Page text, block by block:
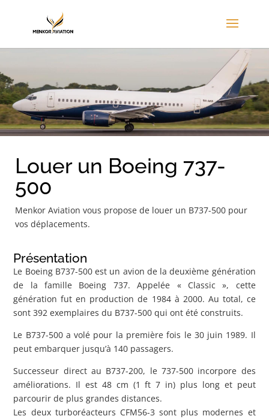
Louer un Boeing 737-
500
Menkor Aviation vous propose de louer un B737-500 pour
vos déplacements.
Présentation
Le Boeing B737-500 est un avion de la deuxième génération
de la famille Boeing 737. Appelée « Classic », cette
génération fut en production de 1984 à 2000. Au total, ce
sont 392 exemplaires du B737-500 qui ont été construits.
Le B737-500 a volé pour la première fois le 30 juin 1989. Il
peut embarquer jusqu’à 140 passagers.
Successeur direct au B737-200, le 737-500 incorpore des
améliorations. Il est 48 cm (1 ft 7 in) plus long et peut
parcourir de plus grandes distances.
Les deux turboréacteurs CFM56-3 sont plus modernes et